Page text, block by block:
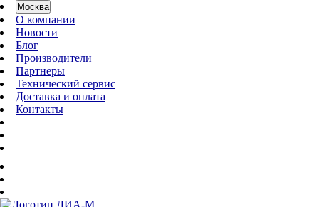
Москва
О компании
Новости
Блог
Производители
Партнеры
Технический сервис
Доставка и оплата
Контакты